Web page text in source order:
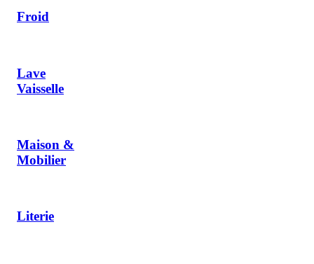
Froid
Lave
Vaisselle
Maison &
Mobilier
Literie